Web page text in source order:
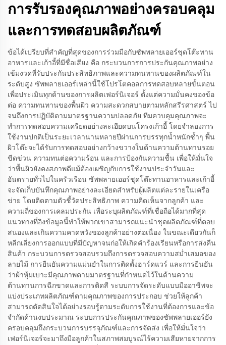
การรับรองคุณภาพอย่างครอบคลุม
และการทดสอบผลิตภัณฑ์
ข้อได้เปรียบที่สำคัญที่สุดของการร่วมมือกับซัพพลายเออร์ชุดโต๊ะทาน
อาหารและเก้าอี้ที่มีชื่อเสียง คือ กระบวนการการประกันคุณภาพอย่าง
เข้มงวดที่รับประกันประสิทธิภาพและความทนทานของผลิตภัณฑ์ใน
ระดับสูง ซัพพลายเออร์เหล่านี้ใช้โปรโตคอลการทดสอบหลายขั้นตอน
เพื่อประเมินทุกด้านของการผลิตเฟอร์นิเจอร์ ตั้งแต่ความมั่นคงของข้อ
ต่อ ความทนทานของพื้นผิว ความสะดวกสบายตามหลักสรีรศาสตร์ ไป
จนถึงการปฏิบัติตามมาตรฐานความปลอดภัย ทีมควบคุมคุณภาพจะ
ทำการทดสอบความเครียดอย่างละเอียดบนโครงเก้าอี้ โดยจำลองการ
ใช้งานปกติเป็นระยะเวลานานหลายปีผ่านการบรรทุกน้ำหนักซ้ำๆ พื้น
ผิวโต๊ะจะได้รับการทดสอบอย่างกว้างขวางในด้านความต้านทานรอย
ขีดข่วน ความทนต่อความร้อน และการป้องกันความชื้น เพื่อให้มั่นใจ
ว่าพื้นผิวยังคงสภาพดีแม้ต้องเผชิญกับการใช้งานประจำวันและ
อันตรายทั่วไปในครัวเรือน ซัพพลายเออร์ชุดโต๊ะทานอาหารและเก้าอี้
จะจัดเก็บบันทึกคุณภาพอย่างละเอียดสำหรับผู้ผลิตแต่ละรายในเครือ
ข่าย โดยติดตามตัวชี้วัดประสิทธิภาพ ความคิดเห็นจากลูกค้า และ
ความถี่ของการเคลมประกัน เพื่อระบุผลิตภัณฑ์ที่เชื่อถือได้มากที่สุด
แนวทางที่อิงข้อมูลนี้ทำให้พวกเขาสามารถแนะนำชุดผลิตภัณฑ์ที่ตอบ
สนองและเกินความคาดหวังของลูกค้าอย่างต่อเนื่อง ในขณะเดียวกันก็
หลีกเลี่ยงการออกแบบที่มีปัญหาจนก่อให้เกิดคำร้องเรียนหรือการส่งคืน
สินค้า กระบวนการตรวจสอบรวมถึงการตรวจสอบความสม่ำเสมอของ
ลายไม้ การยืนยันความแม่นยำในการติดตั้งฮาร์ดแวร์ และการยืนยัน
ว่าผ้าหุ้มเบาะมีคุณภาพตามมาตรฐานที่กำหนดไว้ในด้านความ
ต้านทานการฉีกขาดและการติดสี ระบบการจัดระดับแบบมืออาชีพจะ
แบ่งประเภทผลิตภัณฑ์ตามคุณภาพของการประกอบ ช่วยให้ลูกค้า
สามารถตัดสินใจได้อย่างรอบรู้ตามระดับการใช้งานที่ต้องการและข้อ
จำกัดด้านงบประมาณ ระบบการประกันคุณภาพของซัพพลายเออร์ยัง
ครอบคลุมถึงกระบวนการบรรจุภัณฑ์และการจัดส่ง เพื่อให้มั่นใจว่า
เฟอร์นิเจอร์จะมาถึงมือลูกค้าในสภาพสมบูรณ์ไร้ความเสียหายจากการ